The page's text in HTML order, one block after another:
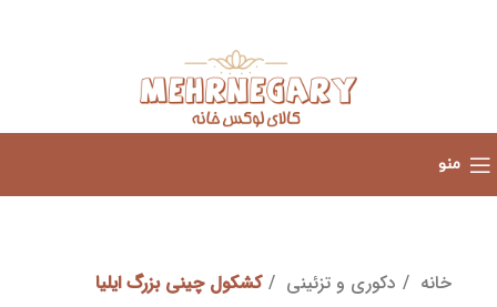
منو
خانه دکوری و تزئینی کشکول چینی بزرگ ایلیا